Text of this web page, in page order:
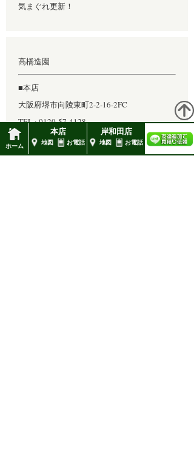
気まぐれ更新！
高橋造園
■本店
大阪府堺市向陵東町2-2-16-2FC
TEL : 0120-57-4128
■岸和田店
ホーム
本店
地図 お電話
岸和田店
地図 お電話